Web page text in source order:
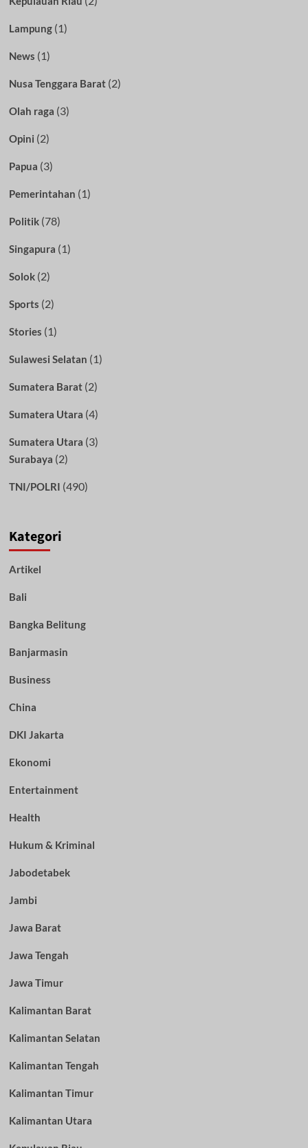
Lampung(1)
News (1)
Nusa Tenggara Barat(2)
Olah raga (3)
Opini (2)
Papua (3)
Pemerintahan (1)
Politik(78)
Singapura (1)
Solok(2)
Sports (2)
Stories (1)
Sulawesi Selatan (1)
Sumatera Barat(2)
Sumatera Utara (4)
Sumatera Utara (3)
Surabaya (2)
TNI/POLRI (490)
Kategori
Artikel
Bali
Bangka Belitung
Banjarmasin
Business
China
DKI Jakarta
Ekonomi
Entertainment
Health
Hukum & Kriminal
Jabodetabek
Jambi
Jawa Barat
Jawa Tengah
Jawa Timur
Kalimantan Barat
Kalimantan Selatan
Kalimantan Tengah
Kalimantan Timur
Kalimantan Utara